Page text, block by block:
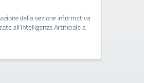
della sezione informativa
all’Intelligenza Artificiale a